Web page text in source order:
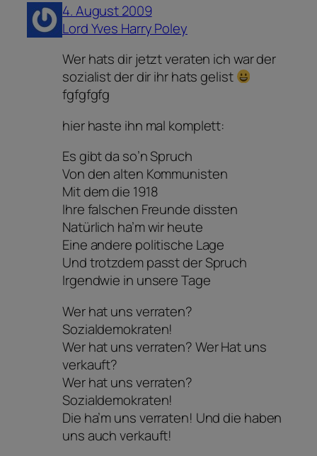
4. August 2009
Lord Yves Harry Poley
Wer hats dir jetzt veraten ich war der
sozialist der dir ihr hats gelist
fgfgfgfg
hier haste ihn mal komplett:
Es gibt da so’n Spruch
Von den alten Kommunisten
Mit dem die 1918
Ihre falschen Freunde dissten
Natürlich ha’m wir heute
Eine andere politische Lage
Und trotzdem passt der Spruch
Irgendwie in unsere Tage
Wer hat uns verraten?
Sozialdemokraten!
Wer hat uns verraten? Wer Hat uns
verkauft?
Wer hat uns verraten?
Sozialdemokraten!
Die ha’m uns verraten! Und die haben
uns auch verkauft!